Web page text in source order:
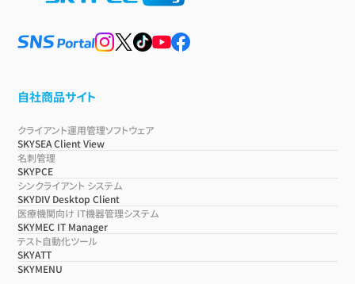
自社商品サイト
クライアント運用管理ソフトウェア
SKYSEA Client View
名刺管理
SKYPCE
シンクライアント システム
SKYDIV Desktop Client
医療機関向け IT機器管理システム
SKYMEC IT Manager
テスト自動化ツール
SKYATT
SKYMENU